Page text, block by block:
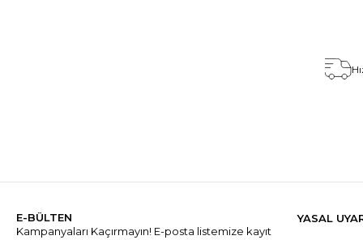
E-BÜLTEN
Kampanyaları Kaçırmayın! E-posta listemize kayıt
YASAL